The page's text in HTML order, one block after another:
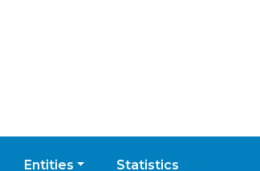
Entities Statistics